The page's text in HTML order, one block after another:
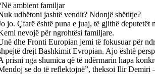
ambient familjar
udhëtoni jashtë vendit? Ndonjë shëtitje?
jo. Çfarë është puna e juaj, të gjithë deputetët
nevojë për ngrohtësi familjare.
dhe Fronti Europian jemi të fokusuar për
drejt Bashkimit Evropian. Ajo është
prisni nga shumica që të ndërmarin hapa
se do të reflektojnë”, theksoi Ilir Demiri